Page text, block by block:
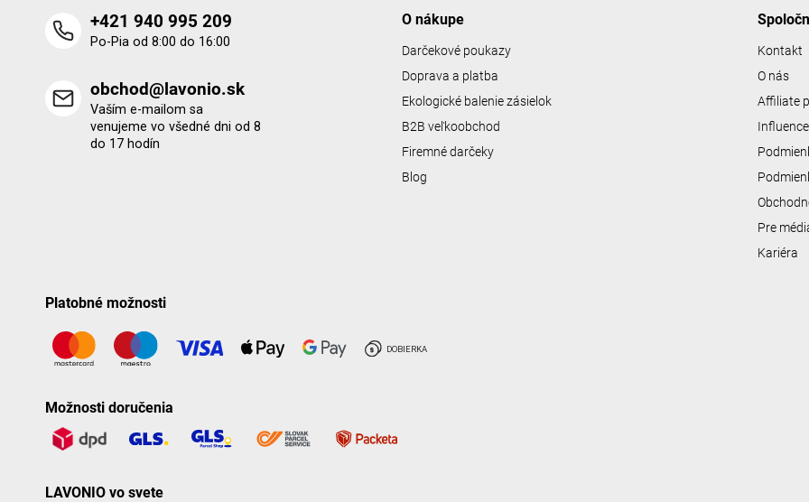
+421 940 995 209
Po-Pia od 8:00 do 16:00
obchod@lavonio.sk
Vaším e-mailom sa
venujeme vo všedné dni od 8
do 17 hodín
O nákupe
Darčekové poukazy
Doprava a platba
Ekologické balenie zásielok
B2B veľkoobchod
Firemné darčeky
Blog
Kontakt
O nás
Affiliate
Pre
Kariéra
Platobné možnosti
Možnosti doručenia
LAVONIO vo svete